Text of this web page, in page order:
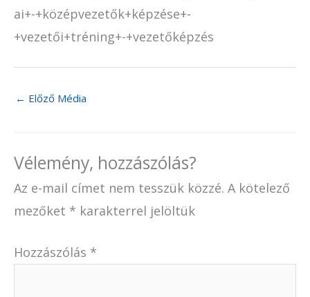
ai+-+középvezetők+képzése+-
+vezetői+tréning+-+vezetőképzés
← Előző Média
Vélemény, hozzászólás?
Az e-mail címet nem tesszük közzé. A kötelező
mezőket * karakterrel jelöltük
Hozzászólás *